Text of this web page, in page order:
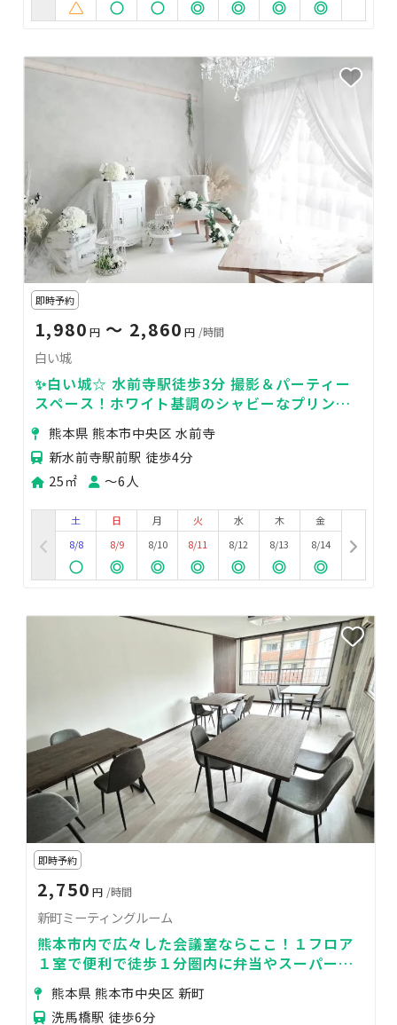
即時予約
1,980 円 〜 2,860 円 /時間
白い城
✨白い城☆ 水前寺駅徒歩3分 撮影＆パーティー
スペース！ホワイト基調のシャビーなプリンセ
ス空間
熊本県 熊本市中央区 水前寺
新水前寺駅前駅 徒歩4分
25㎡
〜6人
土
8/8
日
8/9
月
8/10
火
8/11
水
8/12
木
8/13
金
8/14
即時予約
2,750 円 /時間
新町ミーティングルーム
熊本市内で広々した会議室ならここ！１フロア
１室で便利で徒歩１分圏内に弁当やスーパーな
どあり研修にも最適！
熊本県 熊本市中央区 新町
洗馬橋駅 徒歩6分